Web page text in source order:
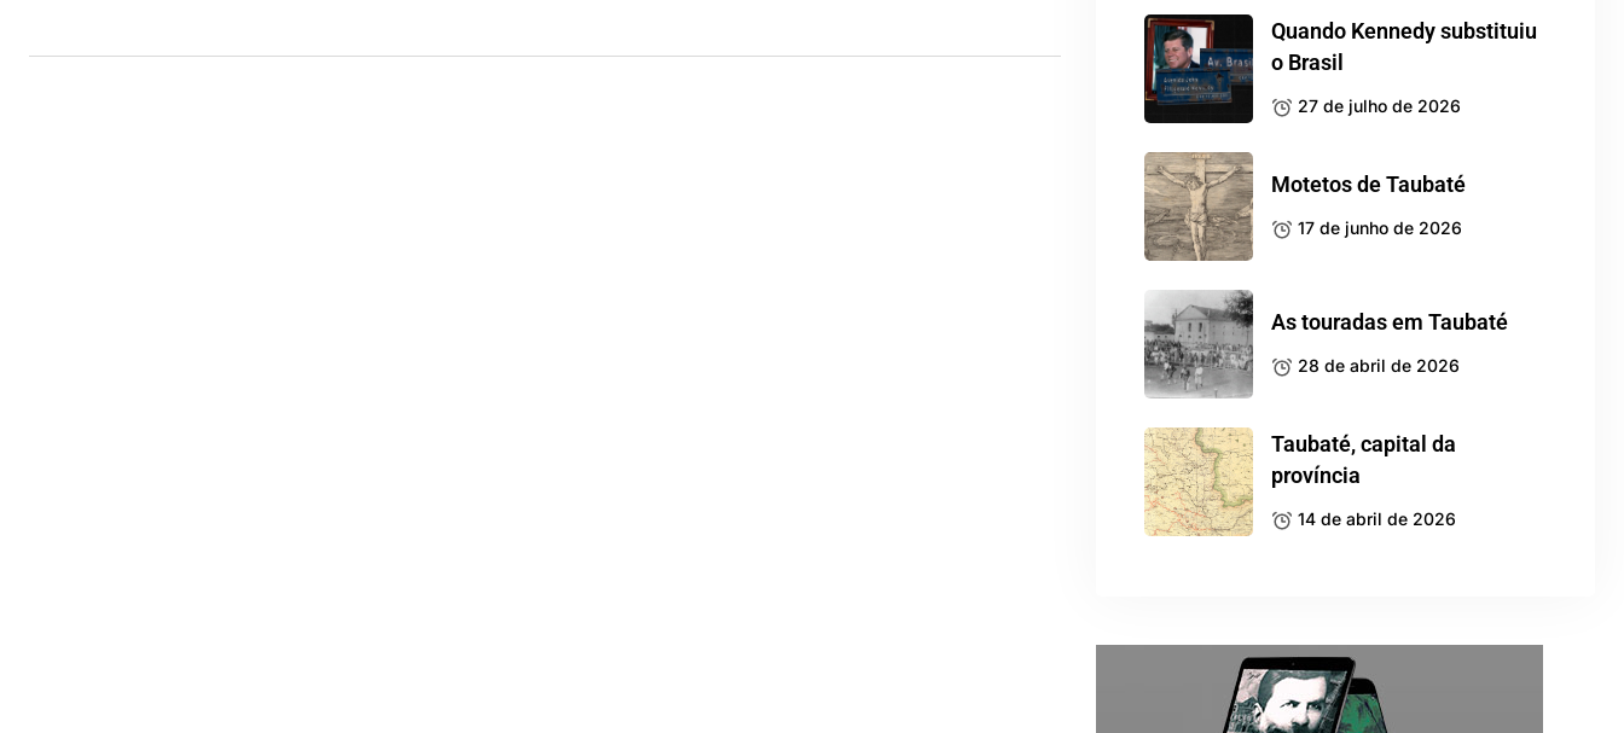
Quando Kennedy substituiu
o Brasil
27 de julho de 2026
Motetos de Taubaté
17 de junho de 2026
As touradas em Taubaté
28 de abril de 2026
Taubaté, capital da
província
14 de abril de 2026